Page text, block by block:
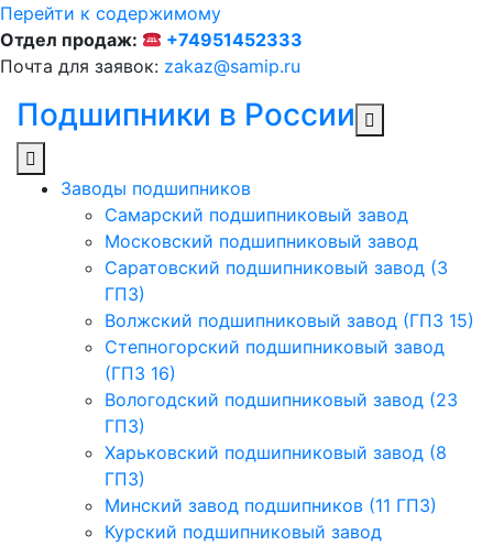
Перейти к содержимому
Отдел продаж:
+74951452333
Почта для заявок: zakaz@samip.ru
Подшипники в России
Заводы подшипников
Cамарский подшипниковый завод
Московский подшипниковый завод
Саратовский подшипниковый завод (3
ГПЗ)
Волжский подшипниковый завод (ГПЗ 15)
Степногорский подшипниковый завод
(ГПЗ 16)
Вологодский подшипниковый завод (23
ГПЗ)
Харьковский подшипниковый завод (8
ГПЗ)
Минский завод подшипников (11 ГПЗ)
Курский подшипниковый завод